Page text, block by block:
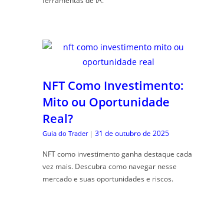
NFT Como Investimento:
Mito ou Oportunidade
Real?
Guia do Trader | 31 de outubro de 2025
NFT como investimento ganha destaque cada
vez mais. Descubra como navegar nesse
mercado e suas oportunidades e riscos.